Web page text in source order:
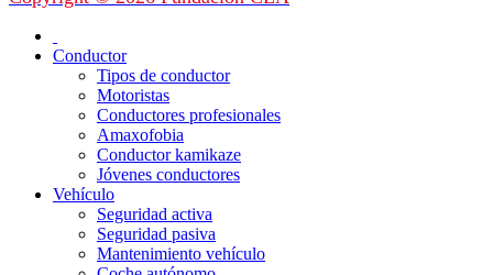
Conductor
Tipos de conductor
Motoristas
Conductores profesionales
Amaxofobia
Conductor kamikaze
Jóvenes conductores
Vehículo
Seguridad activa
Seguridad pasiva
Mantenimiento vehículo